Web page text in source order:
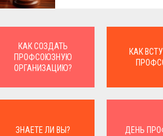
КАК СОЗДАТЬ
ПРОФСОЮЗНУЮ
ОРГАНИЗАЦИЮ?
КАК
ЗНАЕТЕ ЛИ ВЫ? ДЕНЬ